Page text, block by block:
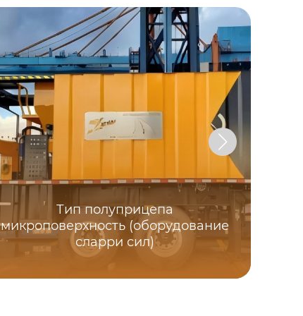
Тип полуприцепа
микроповерхность (оборудование
сларри сил)